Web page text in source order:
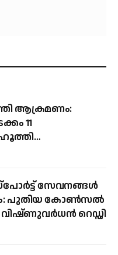
ആക്രമണം:
11
ഹൂത്തി
യെമന്‍
സേവനങ്ങൾ
പുതിയ കോൺസൽ
റെഡ്ഡി